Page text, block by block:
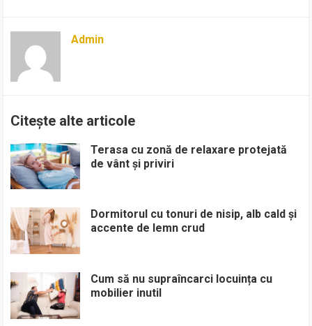
Admin
Citește alte articole
Terasa cu zonă de relaxare protejată
de vânt și priviri
Dormitorul cu tonuri de nisip, alb cald și
accente de lemn crud
Cum să nu supraîncarci locuința cu
mobilier inutil